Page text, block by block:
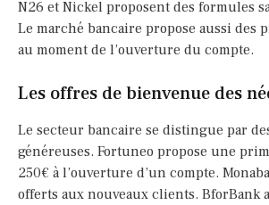
N26 et Nickel proposent des formules
Le marché bancaire propose aussi des
au moment de l’ouverture du compte.
Les offres de bienvenue des
Le secteur bancaire se distingue par
généreuses. Fortuneo propose une
250€ à l’ouverture d’un compte.
offerts aux nouveaux clients. BforBank